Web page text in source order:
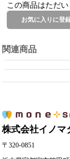
この商品はただ
関連商品
株式会社イノマ
〒320-0851